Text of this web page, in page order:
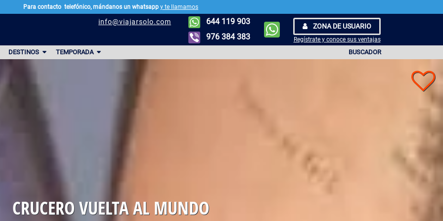
644 119 903
976 384 383
ZONA DE USUARIO
Regístrate y conoce sus ventajas
info@viajarsolo.com
DESTINOS TEMPORADA BUSCADOR
CRUCERO VUELTA AL MUNDO
Para contacto telefónico, mándanos un whatsapp y te llamamos